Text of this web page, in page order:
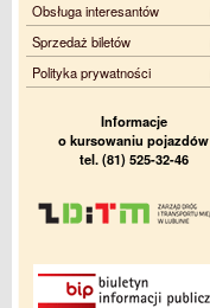
Obsługa interesantów
Sprzedaż biletów
Polityka prywatności
Informacje
o kursowaniu pojazdów
tel. (81) 525-32-46